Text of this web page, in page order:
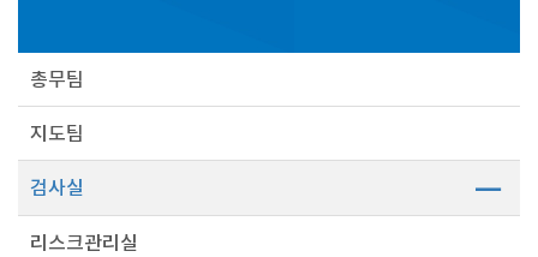
총무팀
지도팀
검사실
리스크관리실